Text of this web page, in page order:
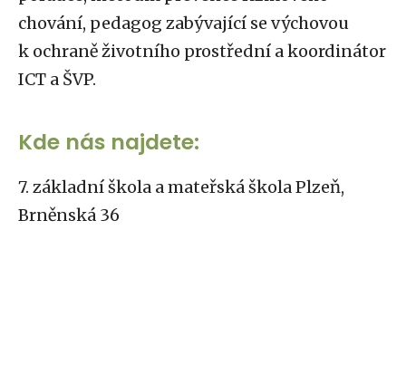
chování, pedagog zabývající se výchovou
k ochraně životního prostřední a koordinátor
ICT a ŠVP.
Kde nás najdete:
7. základní škola a mateřská škola Plzeň,
Brněnská 36